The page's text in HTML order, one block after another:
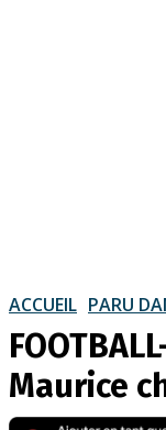
ACCUEIL PARU
Maurice